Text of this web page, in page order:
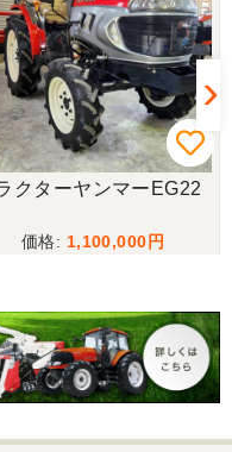
いました。またご利用
クターヤンマーEG22
1,100,000